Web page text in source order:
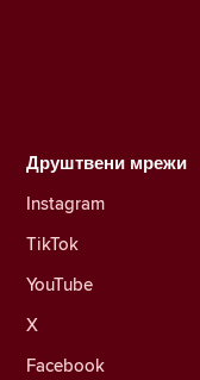
Друштвени мрежи
Instagram
TikTok
YouTube
X
Facebook